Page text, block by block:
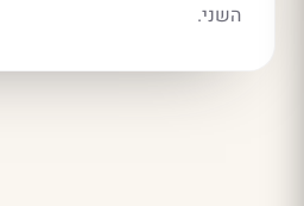
השני.